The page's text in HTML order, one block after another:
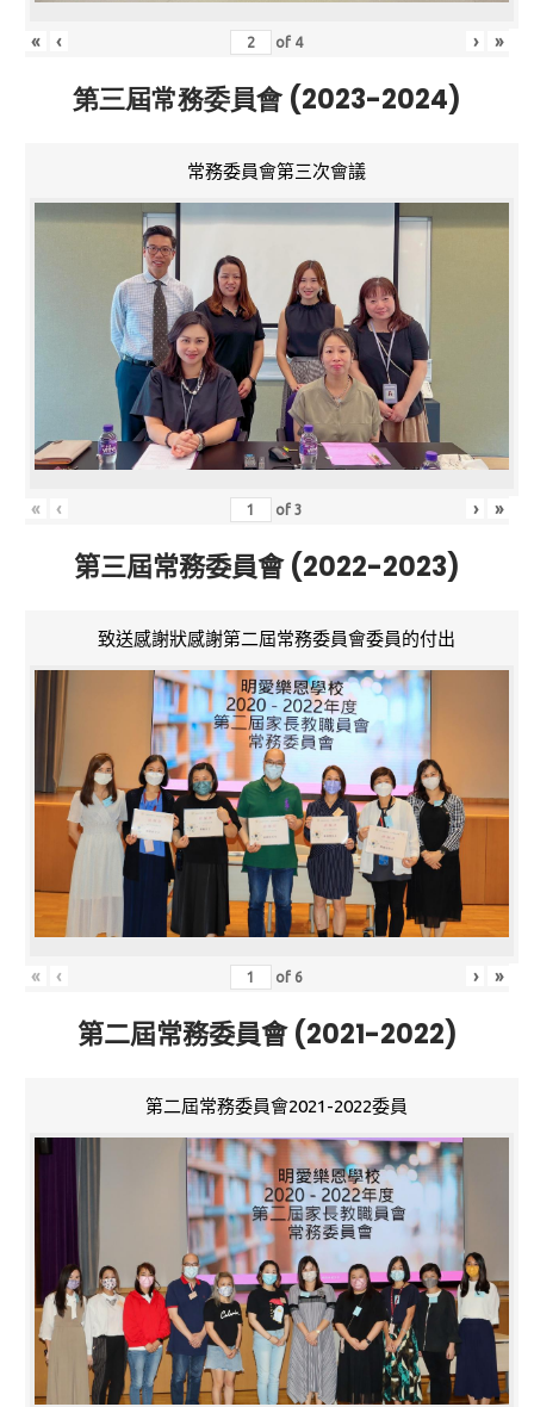
« ‹ of 4 › »
第三屆常務委員會 (2023-2024)
常務委員會第三次會議
« ‹ of3 › »
第三屆常務委員會 (2022-2023)
致送感謝狀感謝第二屆常務委員會委員的付出
« ‹ of 6 › »
第二屆常務委員會 (2021-2022)
第二屆常務委員會2021-2022委員